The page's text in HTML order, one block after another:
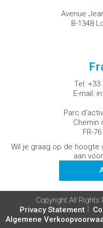
Avenue
B-1348
Tel: +33
E-mail:
Parc
Chemin
FR-
Wil je graag op de hoogte
aan
Copyright All Rights
Privacy Statement
Algemene